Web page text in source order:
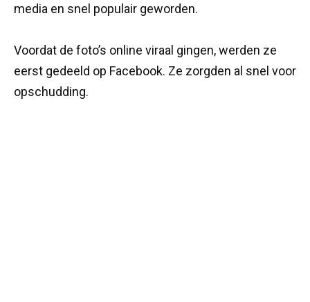
media en snel populair geworden.
Voordat de foto’s online viraal gingen, werden ze
eerst gedeeld op Facebook. Ze zorgden al snel voor
opschudding.